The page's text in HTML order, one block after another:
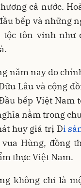
cả nước.
bếp và những
tộc tôn vinh như
năm nay do
Lâu và cộng
bếp Việt Nam
nằm trong
huy giá trị Di
vua Hùng, đồng
thực Việt Nam.
không chỉ là